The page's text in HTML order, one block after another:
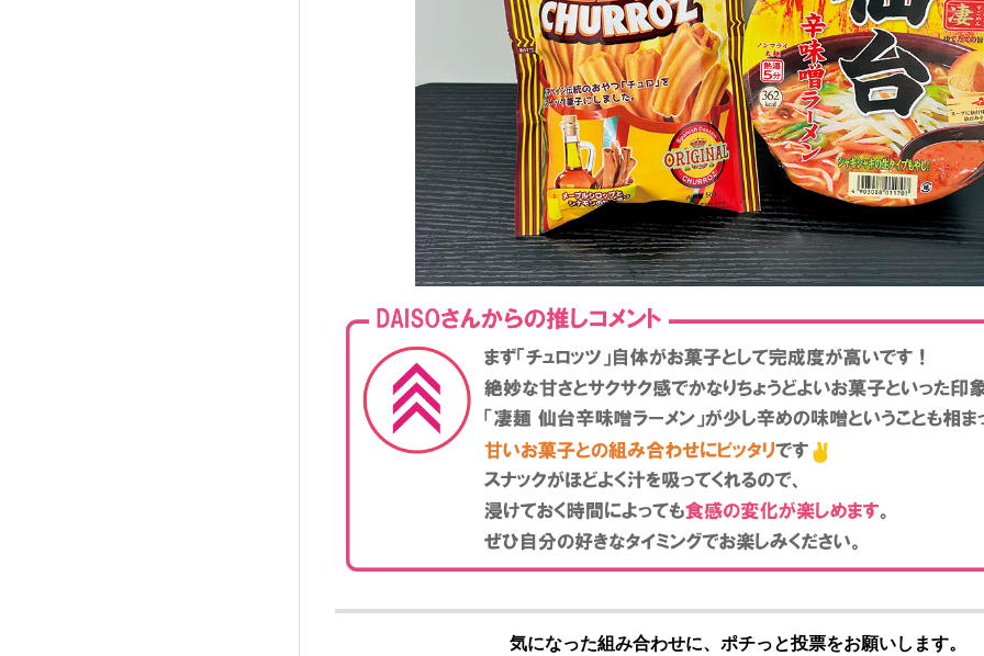
気になった組み合わせに、ポチっと投票をお願いします。